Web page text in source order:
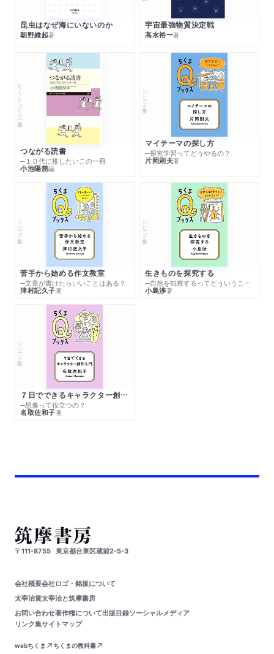
昆虫はなぜ海にいないのか
朝野維起著
宇宙最強物質決定戦
高水裕一著
ちくまプリマー新書
つながる読書
─１０代に推したいこの一冊
小池陽慈編
シリーズ・全集
マイテーマの探し方
─探究学習ってどうやるの？
片岡則夫著
シリーズ・全集
苦手から始める作文教室
─文章が書けたらいいことはある？
津村記久子著
シリーズ・全集
生きものを探究する
─自然を観察するってどういうこと？
小島渉著
シリーズ・全集
７日でできるキャラクター創作入門
─想像って役立つの？
名取佐和子著
〒111-8755 東京都台東区蔵前2-5-3
会社概要会社ロゴ・銘板について
太宰治賞太宰治と筑摩書房
お問い合わせ著作権について出版目録ソーシャルメディア
リンク集サイトマップ
webちくま ちくまの教科書